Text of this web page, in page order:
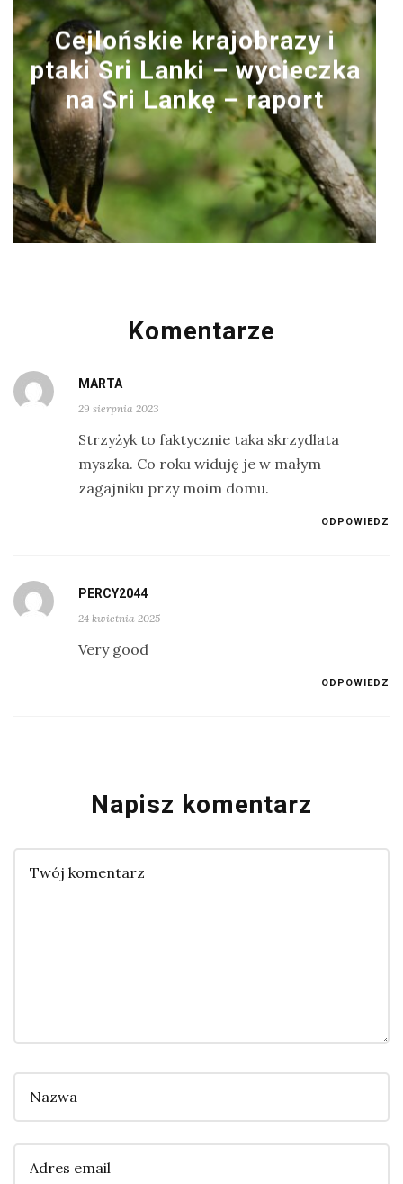
Cejlońskie krajobrazy i
ptaki Sri Lanki – wycieczka
na Sri Lankę – raport
Komentarze
MARTA
29 sierpnia 2023
Strzyżyk to faktycznie taka skrzydlata
myszka. Co roku widuję je w małym
zagajniku przy moim domu.
ODPOWIEDZ
PERCY2044
24 kwietnia 2025
Very good
ODPOWIEDZ
Napisz komentarz